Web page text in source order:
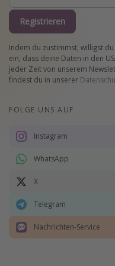
Registrieren
Indem du zustimmst, willigst du
ein, dass deine Daten in den
jeder Zeit von unserem
findest du in unserer
FOLGE UNS AUF
Instagram
WhatsApp
X
Telegram
Nachrichten-Service